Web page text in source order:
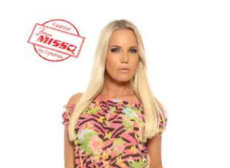
era:
36,50€.25,50€.